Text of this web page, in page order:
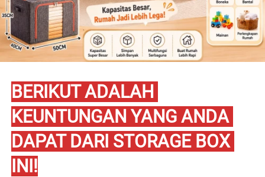
BERIKUT ADALAH
KEUNTUNGAN YANG ANDA
DAPAT DARI STORAGE BOX
INI!